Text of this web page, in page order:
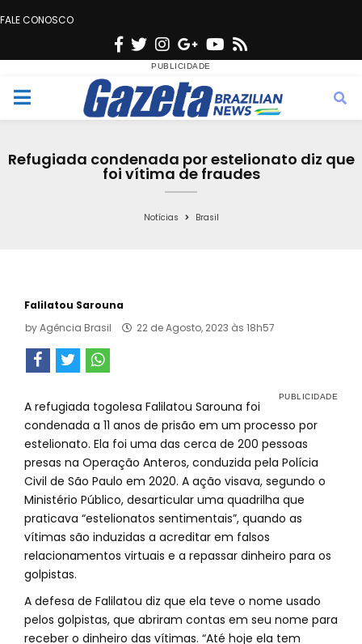
FALE CONOSCO
F
c
e
o
T
w
i
t
e
n
s
t
g
r
a
G
o
o
g
e
Y
u
t
b
s
M
Refugiada condenada por estelionato diz que
foi vítima de fraudes
Notícias Brasil
Falilatou Sarouna
byAgência Brasil 22 de Agosto, 2023 às 18h57
A refugiada togolesa Falilatou Sarouna foi
condenada a 11 anos de prisão em um processo por
estelionato. Ela foi uma das cerca de 200 pessoas
presas na Operação Anteros, conduzida pela Polícia
Civil de São Paulo em 2020. A ação visava, segundo o
Ministério Público, desarticular uma quadrilha que
praticava “estelionatos sentimentais”, quando as
vítimas são induzidas a acreditar em falsos
relacionamentos virtuais e a repassar dinheiro para os
golpistas.
A defesa de Falilatou diz que ela teve o nome usado
pelos golpistas, que abriram contas em seu nome para
receber o dinheiro das vítimas. “Até hoje ela tem